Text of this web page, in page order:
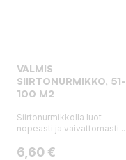
VALMIS
SIIRTONURMIKKO, 51-
100 M2
Siirtonurmikkolla luot
nopeasti ja vaivattomasti...
Hinta
6,60 €